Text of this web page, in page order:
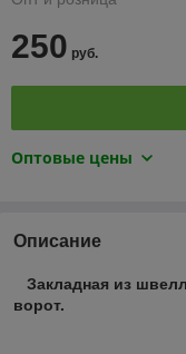
250 руб.
Оптовые цены
Описание
Закладная из
ворот.